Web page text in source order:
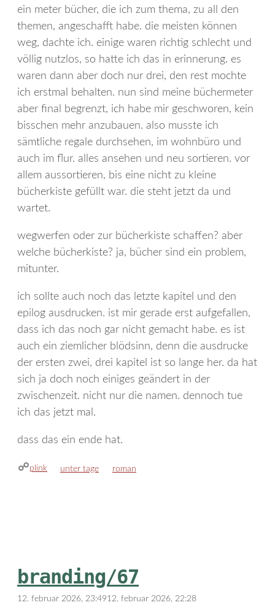
ein meter bücher, die ich zum thema, zu all den
themen, angeschafft habe. die meisten können
weg, dachte ich. einige waren richtig schlecht und
völlig nutzlos, so hatte ich das in erinnerung. es
waren dann aber doch nur drei, den rest mochte
ich erstmal behalten. nun sind meine büchermeter
aber final begrenzt, ich habe mir geschworen, kein
bisschen mehr anzubauen. also musste ich
sämtliche regale durchsehen, im wohnbüro und
auch im flur. alles ansehen und neu sortieren. vor
allem aussortieren, bis eine nicht zu kleine
bücherkiste gefüllt war. die steht jetzt da und
wartet.
wegwerfen oder zur bücherkiste schaffen? aber
welche bücherkiste? ja, bücher sind ein problem,
mitunter.
ich sollte auch noch das letzte kapitel und den
epilog ausdrucken. ist mir gerade erst aufgefallen,
dass ich das noch gar nicht gemacht habe. es ist
auch ein ziemlicher blödsinn, denn die ausdrucke
der ersten zwei, drei kapitel ist so lange her. da hat
sich ja doch noch einiges geändert in der
zwischenzeit. nicht nur die namen. dennoch tue
ich das jetzt mal.
dass das ein ende hat.
plink kategorien
unter tage schlagwörter
roman
branding/67
12. februar 2026, 23:4912. februar 2026, 22:28